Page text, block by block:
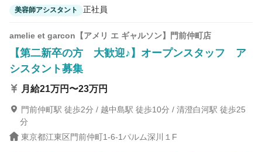
検索する
美容師アシスタント 正社員
amelie et garcon【アメリ エ ギャルソン】門前仲町店
【第二新卒の方 大歓迎♪】オープンスタッフ ア
シスタント募集
月給21万円〜23万円
門前仲町駅 徒歩2分 / 越中島駅 徒歩10分 / 清澄白河駅 徒歩25
分
東京都江東区門前仲町1-6-1パルム深川１F